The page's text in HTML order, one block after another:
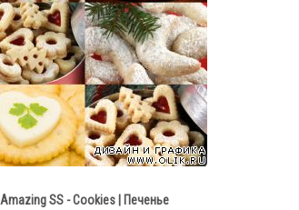
Amazing SS - Cookies | Печенье